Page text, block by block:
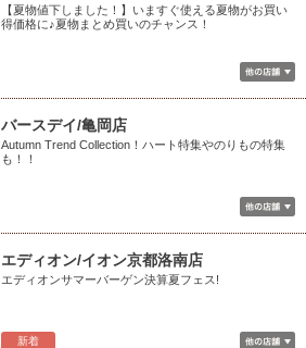
【夏物値下しました！】いますぐ使える夏物がお買い
得価格に♪夏物まとめ買いのチャンス！
バースデイ/亀岡店
Autumn Trend Collection！ハート特集やのりもの特集
も！！
新着
エディオン/イオン京都洛南店
エディオンサマーバーゲン決算夏フェス!